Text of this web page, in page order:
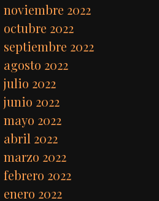
noviembre 2022
octubre 2022
septiembre 2022
agosto 2022
julio 2022
junio 2022
mayo 2022
abril 2022
marzo 2022
febrero 2022
enero 2022